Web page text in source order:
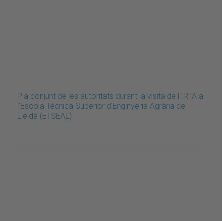
Pla conjunt de les autoritats durant la visita de l'IRTA a
l'Escola Tècnica Superior d'Enginyeria Agrària de
Lleida (ETSEAL)